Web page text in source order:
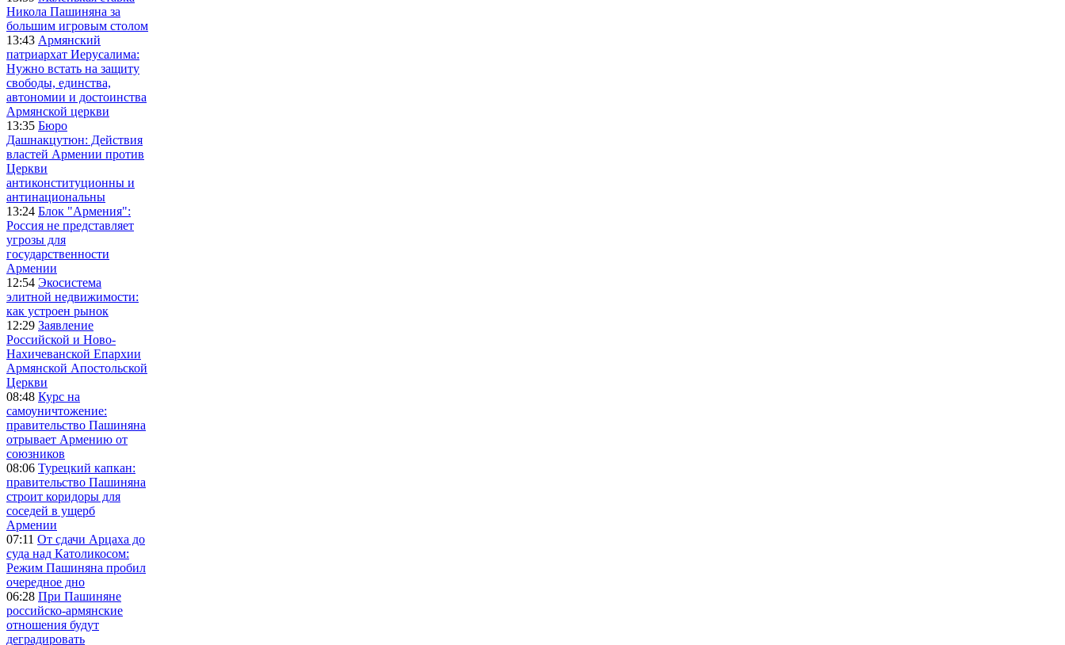
Никола Пашиняна за
большим игровым столом
13:43 Армянский
патриархат Иерусалима:
Нужно встать на защиту
свободы, единства,
автономии и достоинства
Армянской церкви
13:35 Бюро
Дашнакцутюн: Действия
властей Армении против
Церкви
антиконституционны и
антинациональны
13:24 Блок "Армения":
Россия не представляет
угрозы для
государственности
Армении
12:54 Экосистема
элитной недвижимости:
как устроен рынок
12:29 Заявление
Российской и Ново-
Нахичеванской Епархии
Армянской Апостольской
Церкви
08:48 Курс на
самоуничтожение:
правительство Пашиняна
отрывает Армению от
союзников
08:06 Турецкий капкан:
правительство Пашиняна
строит коридоры для
соседей в ущерб
Армении
07:11 От сдачи Арцаха до
суда над Католикосом:
Режим Пашиняна пробил
очередное дно
06:28 При Пашиняне
российско-армянские
отношения будут
деградировать